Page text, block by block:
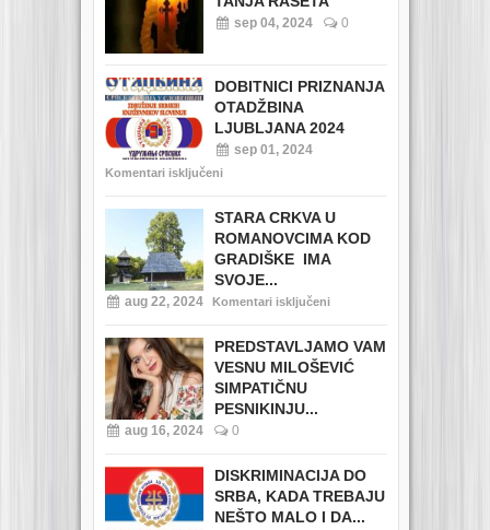
sep 04, 2024 0
DOBITNICI PRIZNANJA
OTADŽBINA
LJUBLJANA 2024
sep 01, 2024
Komentari isključeni
STARA CRKVA U
ROMANOVCIMA KOD
GRADIŠKE IMA
SVOJE...
aug 22, 2024 Komentari isključeni
PREDSTAVLJAMO VAM
VESNU MILOŠEVIĆ
SIMPATIČNU
PESNIKINJU...
aug 16, 2024 0
DISKRIMINACIJA DO
SRBA, KADA TREBAJU
NEŠTO MALO I DA...